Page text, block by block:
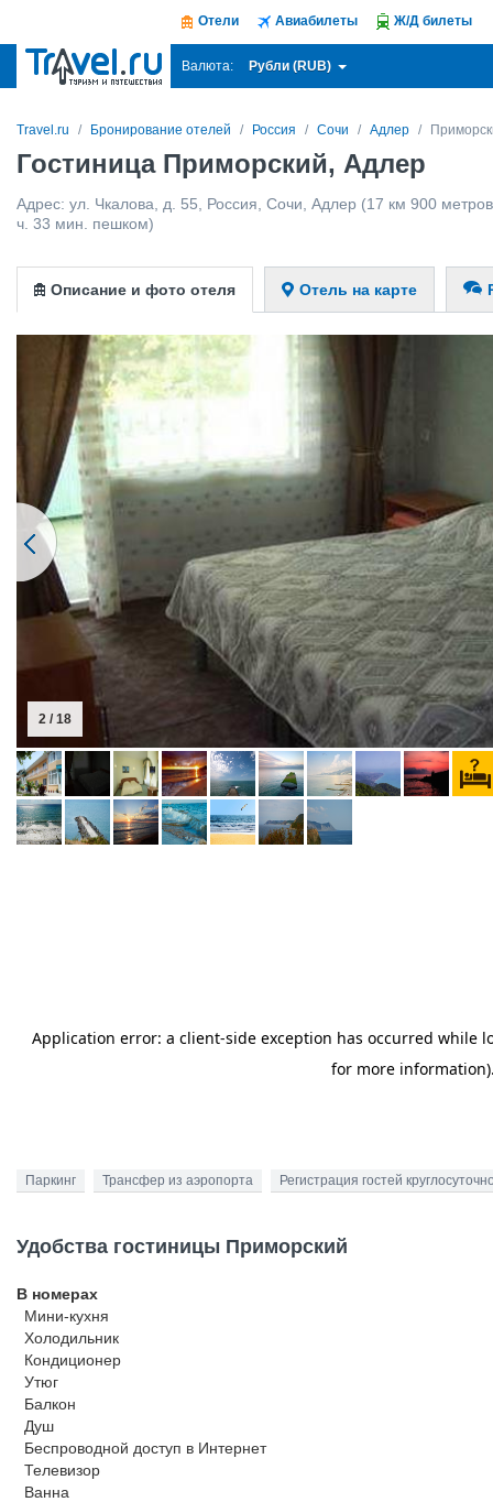
Отели Авиабилеты Ж/Д билеты
Валюта: Рубли (RUB)
Travel.ru Бронирование отелей Россия Сочи Адлер
Гостиница Приморский, Адлер
Адрес: ул. Чкалова, д. 55 Россия Сочи Адлер (17 км 900
ч. 33 мин. пешком)
Описание и фото отеля Отель на карте
2 / 18
Паркинг Трансфер из аэропорта Регистрация гостей
Удобства гостиницы Приморский
В номерах
Мини-кухня
Холодильник
Кондиционер
Утюг
Балкон
Душ
Беспроводной доступ в Интернет
Телевизор
Ванна